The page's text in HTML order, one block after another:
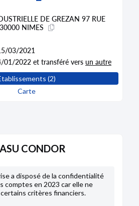
DE GREZAN 97 RUE
NIMES
03/2021
01/2022 et transféré vers un autre
(2)
Carte
CONDOR
a disposé de la confidentialité
comptes en 2023 car elle ne
critères financiers.